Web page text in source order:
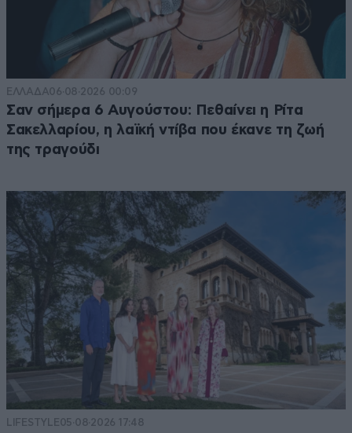
ΕΛΛΑΔΑ06·08·2026 00:09
Σαν σήμερα 6 Αυγούστου: Πεθαίνει η Ρίτα
Σακελλαρίου, η λαϊκή ντίβα που έκανε τη ζωή
της τραγούδι
LIFESTYLE05·08·2026 17:48